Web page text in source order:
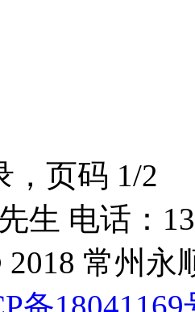
，页码 1/2
生 电话：
常州